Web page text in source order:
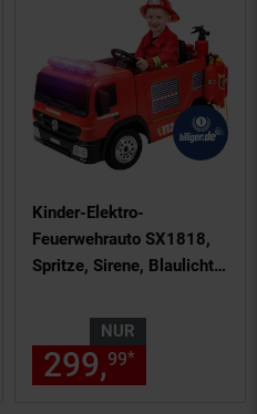
€ Sternchen
Kinder-Elektro-
Feuerwehrauto SX1818,
Spritze, Sirene, Blaulicht,
Bluetooth
NUR
299,99*
Gutschein